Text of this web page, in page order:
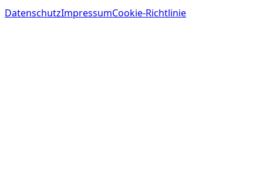
DatenschutzImpressumCookie-Richtlinie